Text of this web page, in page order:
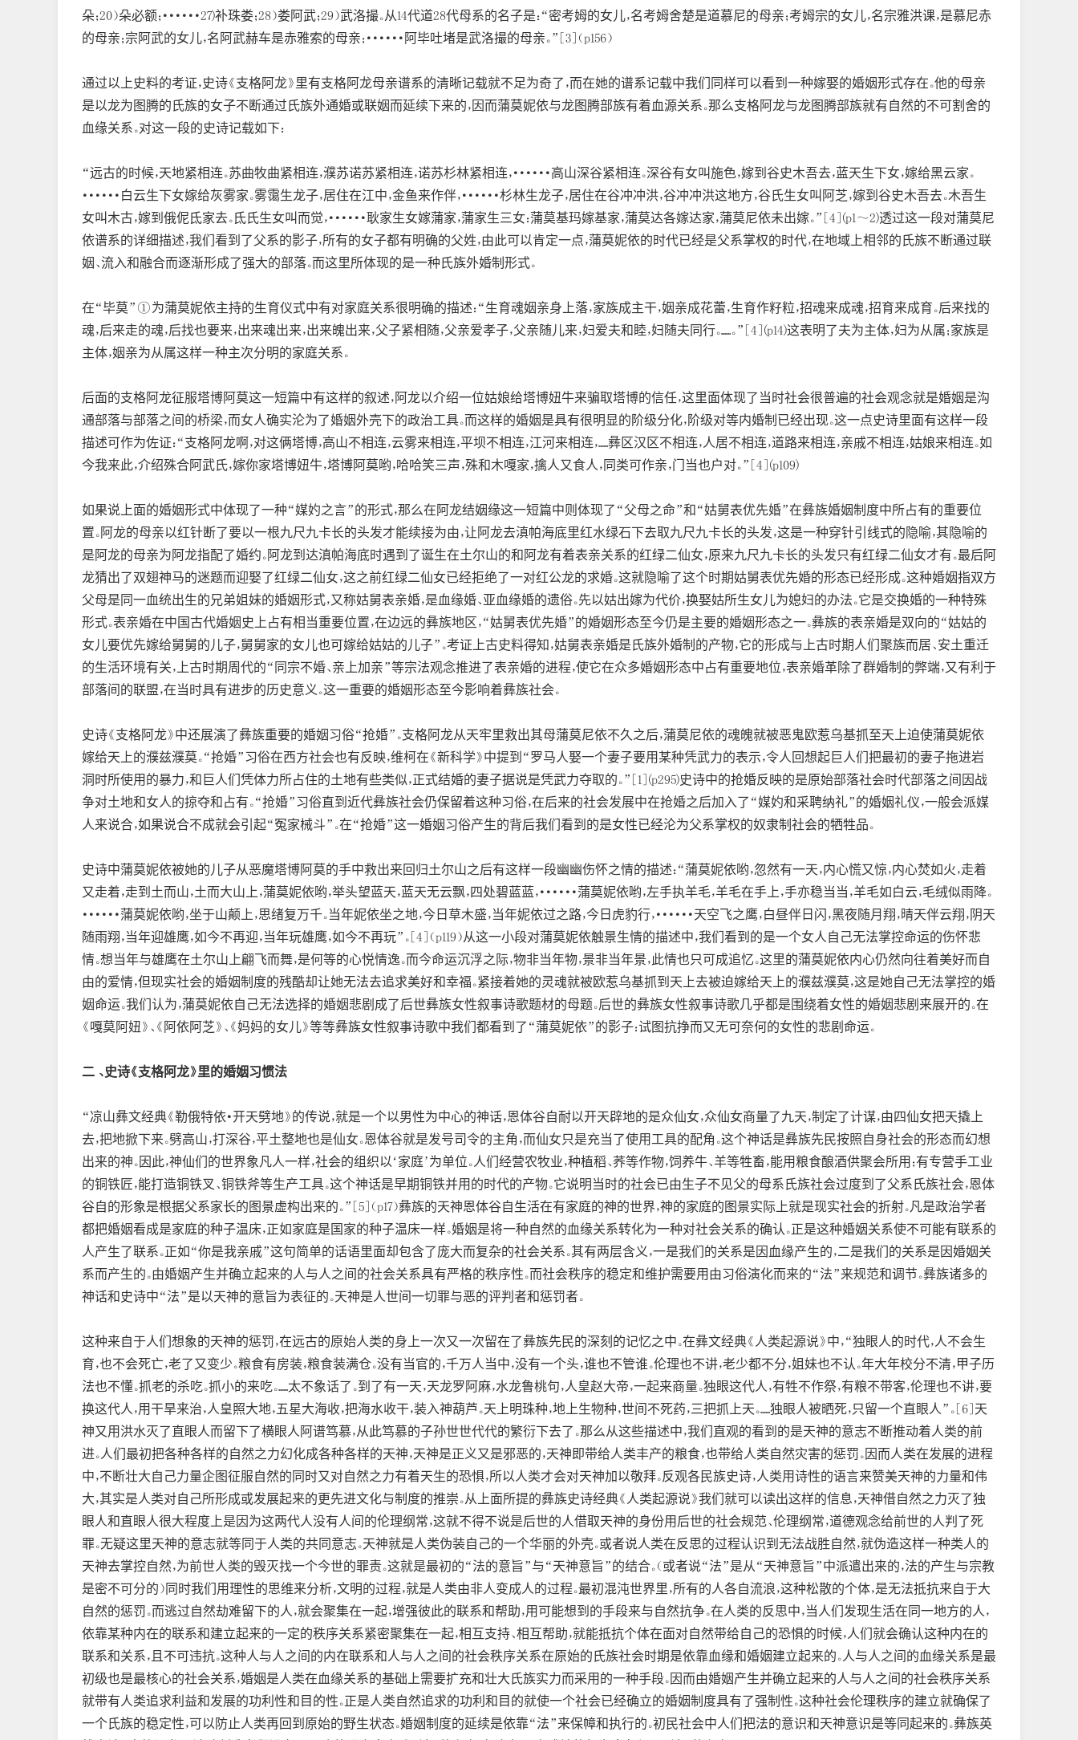
朵；20）朵必额；······27)补珠娄；28）娄阿武；29）武洛撮。从14代道28代母系的名子是：“密考姆的女儿，名考姆舍楚是道慕尼的母亲；考姆宗的女儿，名宗雅洪课，是慕尼赤
的母亲；宗阿武的女儿，名阿武赫车是赤雅索的母亲；······阿毕吐堵是武洛撮的母亲。”[3]（p156）
通过以上史料的考证，史诗《支格阿龙》里有支格阿龙母亲谱系的清晰记载就不足为奇了，而在她的谱系记载中我们同样可以看到一种嫁娶的婚姻形式存在。他的母亲
是以龙为图腾的氏族的女子不断通过氏族外通婚或联姻而延续下来的，因而蒲莫妮依与龙图腾部族有着血源关系。那么支格阿龙与龙图腾部族就有自然的不可割舍的
血缘关系。对这一段的史诗记载如下：
“远古的时候，天地紧相连。苏曲牧曲紧相连，濮苏诺苏紧相连，诺苏杉林紧相连，······高山深谷紧相连。深谷有女叫施色，嫁到谷史木吾去，蓝天生下女，嫁给黑云家。
······白云生下女嫁给灰雾家。雾霭生龙子，居住在江中，金鱼来作伴，······杉林生龙子，居住在谷冲冲洪，谷冲冲洪这地方，谷氏生女叫阿芝，嫁到谷史木吾去。木吾生
女叫木古，嫁到俄伲氐家去。氐氏生女叫而觉，······耿家生女嫁蒲家，蒲家生三女：蒲莫基玛嫁基家，蒲莫达各嫁达家，蒲莫尼依未出嫁。”[4](p1～2)透过这一段对蒲莫尼
依谱系的详细描述，我们看到了父系的影子，所有的女子都有明确的父姓，由此可以肯定一点，蒲莫妮依的时代已经是父系掌权的时代，在地域上相邻的氏族不断通过联
姻、流入和融合而逐渐形成了强大的部落。而这里所体现的是一种氏族外婚制形式。
在“毕莫”①为蒲莫妮依主持的生育仪式中有对家庭关系很明确的描述：“生育魂姻亲身上落，家族成主干，姻亲成花蕾，生育作籽粒，招魂来成魂，招育来成育。后来找的
魂，后来走的魂，后找也要来，出来魂出来，出来魄出来，父子紧相随，父亲爱孝子，父亲随儿来，妇爱夫和睦，妇随夫同行。......。”[4](p14)这表明了夫为主体，妇为从属；家族是
主体，姻亲为从属这样一种主次分明的家庭关系。
后面的支格阿龙征服塔博阿莫这一短篇中有这样的叙述，阿龙以介绍一位姑娘给塔博妞牛来骗取塔博的信任，这里面体现了当时社会很普遍的社会观念就是婚姻是沟
通部落与部落之间的桥梁，而女人确实沦为了婚姻外壳下的政治工具。而这样的婚姻是具有很明显的阶级分化，阶级对等内婚制已经出现。这一点史诗里面有这样一段
描述可作为佐证：“支格阿龙啊，对这俩塔博，高山不相连，云雾来相连，平坝不相连，江河来相连，......彝区汉区不相连，人居不相连，道路来相连，亲戚不相连，姑娘来相连。如
今我来此，介绍殊合阿武氏，嫁你家塔博妞牛，塔博阿莫哟，哈哈笑三声，殊和木嘎家，擒人又食人，同类可作亲，门当也户对。”[4](p109)
如果说上面的婚姻形式中体现了一种“媒妁之言”的形式，那么在阿龙结姻缘这一短篇中则体现了“父母之命”和“姑舅表优先婚”在彝族婚姻制度中所占有的重要位
置。阿龙的母亲以红针断了要以一根九尺九卡长的头发才能续接为由，让阿龙去滇帕海底里红水绿石下去取九尺九卡长的头发，这是一种穿针引线式的隐喻，其隐喻的
是阿龙的母亲为阿龙指配了婚约。阿龙到达滇帕海底时遇到了诞生在土尔山的和阿龙有着表亲关系的红绿二仙女，原来九尺九卡长的头发只有红绿二仙女才有。最后阿
龙猜出了双翅神马的迷题而迎娶了红绿二仙女，这之前红绿二仙女已经拒绝了一对红公龙的求婚。这就隐喻了这个时期姑舅表优先婚的形态已经形成。这种婚姻指双方
父母是同一血统出生的兄弟姐妹的婚姻形式，又称姑舅表亲婚，是血缘婚、亚血缘婚的遗俗。先以姑出嫁为代价，换娶姑所生女儿为媳妇的办法。它是交换婚的一种特殊
形式。表亲婚在中国古代婚姻史上占有相当重要位置，在边远的彝族地区，“姑舅表优先婚”的婚姻形态至今仍是主要的婚姻形态之一。彝族的表亲婚是双向的“姑姑的
女儿要优先嫁给舅舅的儿子，舅舅家的女儿也可嫁给姑姑的儿子”。考证上古史料得知，姑舅表亲婚是氏族外婚制的产物，它的形成与上古时期人们聚族而居、安土重迁
的生活环境有关，上古时期周代的“同宗不婚、亲上加亲”等宗法观念推进了表亲婚的进程，使它在众多婚姻形态中占有重要地位，表亲婚革除了群婚制的弊端，又有利于
部落间的联盟，在当时具有进步的历史意义。这一重要的婚姻形态至今影响着彝族社会。
史诗《支格阿龙》中还展演了彝族重要的婚姻习俗“抢婚”。支格阿龙从天牢里救出其母蒲莫尼依不久之后，蒲莫尼依的魂魄就被恶鬼欧惹乌基抓至天上迫使蒲莫妮依
嫁给天上的濮兹濮莫。“抢婚”习俗在西方社会也有反映，维柯在《新科学》中提到“罗马人娶一个妻子要用某种凭武力的表示，令人回想起巨人们把最初的妻子拖进岩
洞时所使用的暴力，和巨人们凭体力所占住的土地有些类似，正式结婚的妻子据说是凭武力夺取的。”[1](p295)史诗中的抢婚反映的是原始部落社会时代部落之间因战
争对土地和女人的掠夺和占有。“抢婚”习俗直到近代彝族社会仍保留着这种习俗，在后来的社会发展中在抢婚之后加入了“媒妁和采聘纳礼”的婚姻礼仪，一般会派媒
人来说合，如果说合不成就会引起“冤家械斗”。在“抢婚”这一婚姻习俗产生的背后我们看到的是女性已经沦为父系掌权的奴隶制社会的牺牲品。
史诗中蒲莫妮依被她的儿子从恶魔塔博阿莫的手中救出来回归土尔山之后有这样一段幽幽伤怀之情的描述：“蒲莫妮依哟，忽然有一天，内心慌又惊，内心焚如火，走着
又走着，走到土而山，土而大山上，蒲莫妮依哟，举头望蓝天，蓝天无云飘，四处碧蓝蓝，······蒲莫妮依哟，左手执羊毛，羊毛在手上，手亦稳当当，羊毛如白云，毛绒似雨降。
······蒲莫妮依哟，坐于山颠上，思绪复万千。当年妮依坐之地，今日草木盛，当年妮依过之路，今日虎豹行，······天空飞之鹰，白昼伴日闪，黑夜随月翔，晴天伴云翔，阴天
随雨翔，当年迎雄鹰，如今不再迎，当年玩雄鹰，如今不再玩”。[4]（p119）从这一小段对蒲莫妮依触景生情的描述中，我们看到的是一个女人自己无法掌控命运的伤怀悲
情。想当年与雄鹰在土尔山上翩飞而舞，是何等的心悦情逸。而今命运沉浮之际，物非当年物，景非当年景，此情也只可成追忆。这里的蒲莫妮依内心仍然向往着美好而自
由的爱情，但现实社会的婚姻制度的残酷却让她无法去追求美好和幸福。紧接着她的灵魂就被欧惹乌基抓到天上去被迫嫁给天上的濮兹濮莫，这是她自己无法掌控的婚
姻命运。我们认为，蒲莫妮依自己无法选择的婚姻悲剧成了后世彝族女性叙事诗歌题材的母题。后世的彝族女性叙事诗歌几乎都是围绕着女性的婚姻悲剧来展开的。在
《嘎莫阿妞》、《阿依阿芝》、《妈妈的女儿》等等彝族女性叙事诗歌中我们都看到了“蒲莫妮依”的影子：试图抗挣而又无可奈何的女性的悲剧命运。
二 、史诗《支格阿龙》里的婚姻习惯法
“凉山彝文经典《勒俄特依·开天劈地》的传说，就是一个以男性为中心的神话，恩体谷自耐以开天辟地的是众仙女，众仙女商量了九天，制定了计谋，由四仙女把天撬上
去，把地掀下来。劈高山，打深谷，平土整地也是仙女。恩体谷就是发号司令的主角，而仙女只是充当了使用工具的配角。这个神话是彝族先民按照自身社会的形态而幻想
出来的神。因此，神仙们的世界象凡人一样，社会的组织以‘家庭’为单位。人们经营农牧业，种植稻、荞等作物，饲养牛、羊等牲畜，能用粮食酿酒供聚会所用；有专营手工业
的铜铁匠，能打造铜铁叉、铜铁斧等生产工具。这个神话是早期铜铁并用的时代的产物。它说明当时的社会已由生子不见父的母系氏族社会过度到了父系氏族社会，恩体
谷自的形象是根据父系家长的图景虚构出来的。”[5]（p17）彝族的天神恩体谷自生活在有家庭的神的世界，神的家庭的图景实际上就是现实社会的折射。凡是政治学者
都把婚姻看成是家庭的种子温床，正如家庭是国家的种子温床一样。婚姻是将一种自然的血缘关系转化为一种对社会关系的确认。正是这种婚姻关系使不可能有联系的
人产生了联系。正如“你是我亲戚”这句简单的话语里面却包含了庞大而复杂的社会关系。其有两层含义，一是我们的关系是因血缘产生的，二是我们的关系是因婚姻关
系而产生的。由婚姻产生并确立起来的人与人之间的社会关系具有严格的秩序性。而社会秩序的稳定和维护需要用由习俗演化而来的“法”来规范和调节。彝族诸多的
神话和史诗中“法”是以天神的意旨为表征的。天神是人世间一切罪与恶的评判者和惩罚者。
这种来自于人们想象的天神的惩罚，在远古的原始人类的身上一次又一次留在了彝族先民的深刻的记忆之中。在彝文经典《人类起源说》中，“独眼人的时代，人不会生
育，也不会死亡，老了又变少。粮食有房装，粮食装满仓。没有当官的，千万人当中，没有一个头，谁也不管谁。伦理也不讲，老少都不分，姐妹也不认。年大年校分不清，甲子历
法也不懂。抓老的杀吃。抓小的来吃。......太不象话了。到了有一天，天龙罗阿麻，水龙鲁桃句，人皇赵大帝，一起来商量。独眼这代人，有牲不作祭，有粮不带客，伦理也不讲，要
换这代人，用干旱来治，人皇照大地，五星大海收，把海水收干，装入神葫芦。天上明珠种，地上生物种，世间不死药，三把抓上天。......独眼人被晒死，只留一个直眼人”。[6]天
神又用洪水灭了直眼人而留下了横眼人阿谱笃慕，从此笃慕的子孙世世代代的繁衍下去了。那么从这些描述中，我们直观的看到的是天神的意志不断推动着人类的前
进。人们最初把各种各样的自然之力幻化成各种各样的天神，天神是正义又是邪恶的，天神即带给人类丰产的粮食，也带给人类自然灾害的惩罚。因而人类在发展的进程
中，不断壮大自己力量企图征服自然的同时又对自然之力有着天生的恐惧，所以人类才会对天神加以敬拜。反观各民族史诗，人类用诗性的语言来赞美天神的力量和伟
大，其实是人类对自己所形成或发展起来的更先进文化与制度的推崇。从上面所提的彝族史诗经典《人类起源说》我们就可以读出这样的信息，天神借自然之力灭了独
眼人和直眼人很大程度上是因为这两代人没有人间的伦理纲常，这就不得不说是后世的人借取天神的身份用后世的社会规范、伦理纲常，道德观念给前世的人判了死
罪。无疑这里天神的意志就等同于人类的共同意志。天神就是人类伪装自己的一个华丽的外壳。或者说人类在反思的过程认识到无法战胜自然，就伪造这样一种类人的
天神去掌控自然，为前世人类的毁灭找一个今世的罪责。这就是最初的“法的意旨”与“天神意旨”的结合。（或者说“法”是从“天神意旨”中派遣出来的，法的产生与宗教
是密不可分的）同时我们用理性的思维来分析，文明的过程，就是人类由非人变成人的过程。最初混沌世界里，所有的人各自流浪，这种松散的个体，是无法抵抗来自于大
自然的惩罚。而逃过自然劫难留下的人，就会聚集在一起，增强彼此的联系和帮助，用可能想到的手段来与自然抗争。在人类的反思中，当人们发现生活在同一地方的人，
依靠某种内在的联系和建立起来的一定的秩序关系紧密聚集在一起，相互支持、相互帮助，就能抵抗个体在面对自然带给自己的恐惧的时候，人们就会确认这种内在的
联系和关系，且不可违抗。这种人与人之间的内在联系和人与人之间的社会秩序关系在原始的氏族社会时期是依靠血缘和婚姻建立起来的。人与人之间的血缘关系是最
初级也是最核心的社会关系，婚姻是人类在血缘关系的基础上需要扩充和壮大氏族实力而采用的一种手段。因而由婚姻产生并确立起来的人与人之间的社会秩序关系
就带有人类追求利益和发展的功利性和目的性。正是人类自然追求的功利和目的就使一个社会已经确立的婚姻制度具有了强制性。这种社会伦理秩序的建立就确保了
一个氏族的稳定性，可以防止人类再回到原始的野生状态。婚姻制度的延续是依靠“法”来保幛和执行的。初民社会中人们把法的意识和天神意识是等同起来的。彝族英